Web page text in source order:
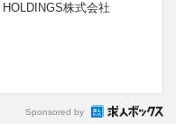
株式会社
Sponsored by